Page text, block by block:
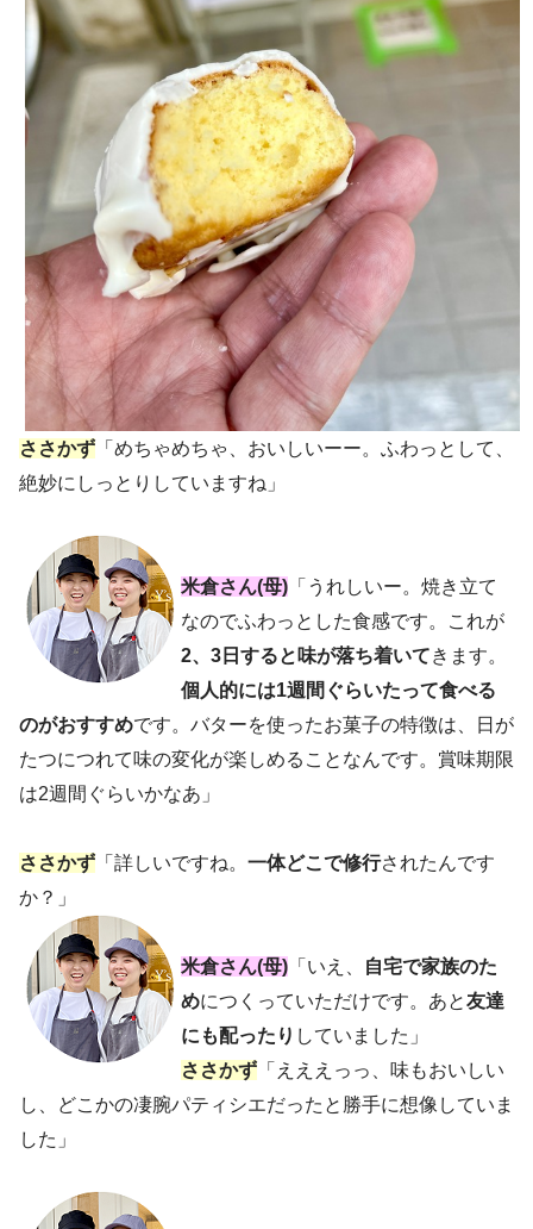
ささかず 「めちゃめちゃ、おいしいーー。ふわっとして、
絶妙にしっとりしていますね」
米倉さん(母) 「うれしいー。焼き立て
なのでふわっとした食感です。これが
2、3日すると味が落ち着いてきます。
個人的には1週間ぐらいたって食べる
のがおすすめです。バターを使ったお菓子の特徴は、日が
たつにつれて味の変化が楽しめることなんです。賞味期限
は2週間ぐらいかなあ」
ささかず 「詳しいですね。 一体どこで修行されたんです
か？」
米倉さん(母) 「いえ、
自宅で家族のた
めにつくっていただけです。あと友達
にも配ったり していました」
ささかず 「えええっっ、味もおいしい
し、どこかの凄腕パティシエだったと勝手に想像していま
した」